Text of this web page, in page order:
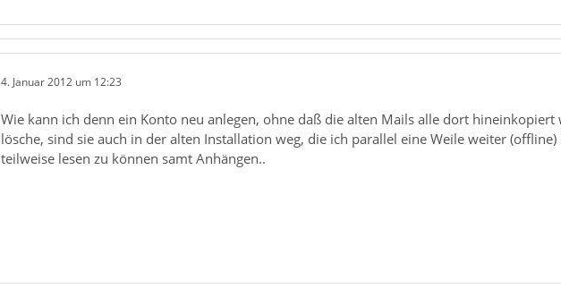
4. Januar 2012 um 12:23
Wie kann ich denn ein Konto neu anlegen, ohne daß die alten Mails alle dort
lösche, sind sie auch in der alten Installation weg, die ich parallel eine Weile weiter
teilweise lesen zu können samt Anhängen..